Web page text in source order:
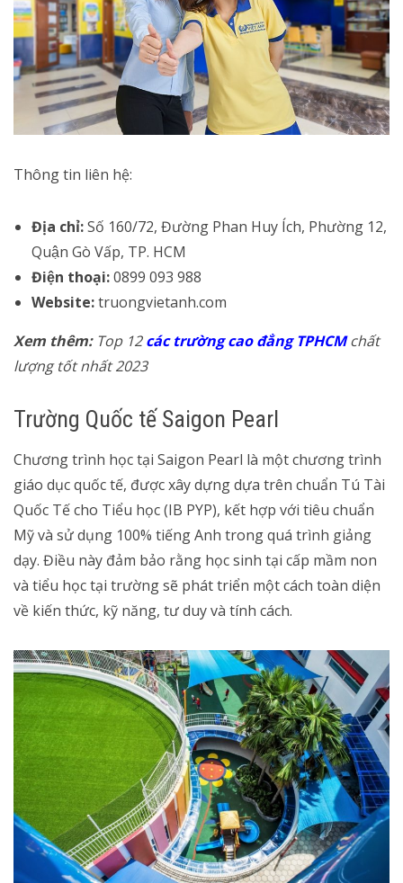
Thông tin liên hệ:
Địa chỉ:Số 160/72, Đường Phan Huy Ích, Phường 12,
Quận Gò Vấp, TP. HCM
Điện thoại:0899 093 988
Website:truongvietanh.com
Xem thêm:Top 12các trường cao đẳng TPHCMchất
lượng tốt nhất 2023
Trường Quốc tế Saigon Pearl
Chương trình học tại Saigon Pearl là một chương trình
giáo dục quốc tế, được xây dựng dựa trên chuẩn Tú Tài
Quốc Tế cho Tiểu học (IB PYP), kết hợp với tiêu chuẩn
Mỹ và sử dụng 100% tiếng Anh trong quá trình giảng
dạy. Điều này đảm bảo rằng học sinh tại cấp mầm non
và tiểu học tại trường sẽ phát triển một cách toàn diện
về kiến thức, kỹ năng, tư duy và tính cách.